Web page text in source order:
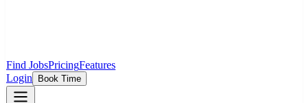
Find JobsPricingFeatures
Login
Book Time